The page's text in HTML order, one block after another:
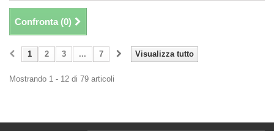
Confronta (0)
Visualizza tutto
1 2 3 ... 7
Mostrando 1 - 12 di 79 articoli